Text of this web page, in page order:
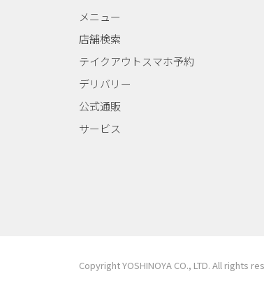
メニュー
店舗検索
テイクアウトスマホ予約
デリバリー
公式通販
サービス
Copyright YOSHINOYA CO., LTD. All rights